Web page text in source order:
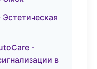
-
в